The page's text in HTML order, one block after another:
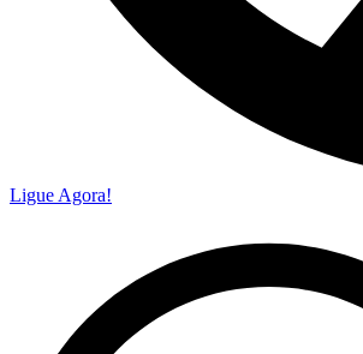
Ligue Agora!